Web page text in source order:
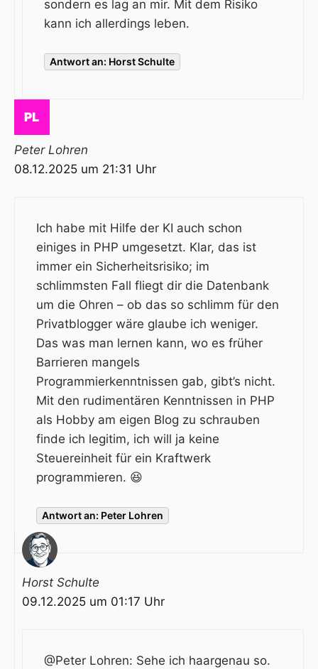
sondern es lag an mir. Mit dem Risiko
kann ich allerdings leben.
Antwort an: Horst Schulte
Peter Lohren
08.12.2025 um 21:31 Uhr
Ich habe mit Hilfe der KI auch schon
einiges in PHP umgesetzt. Klar, das ist
immer ein Sicherheitsrisiko; im
schlimmsten Fall fliegt dir die Datenbank
um die Ohren – ob das so schlimm für den
Privatblogger wäre glaube ich weniger.
Das was man lernen kann, wo es früher
Barrieren mangels
Programmierkenntnissen gab, gibt’s nicht.
Mit den rudimentären Kenntnissen in PHP
als Hobby am eigen Blog zu schrauben
finde ich legitim, ich will ja keine
Steuereinheit für ein Kraftwerk
programmieren. 😆
Antwort an: Peter Lohren
Horst Schulte
09.12.2025 um 01:17 Uhr
@Peter Lohren: Sehe ich haargenau so.